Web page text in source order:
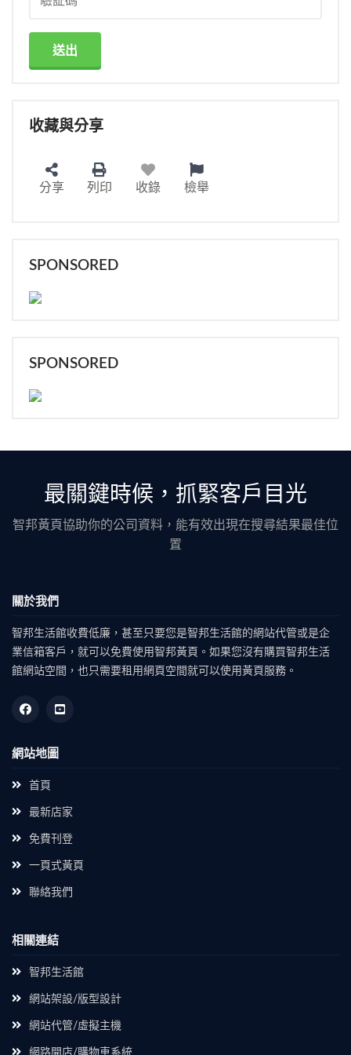
送出
收藏與分享
分享 列印 收錄 檢舉
SPONSORED
SPONSORED
最關鍵時候，抓緊客戶目光
智邦黃頁協助你的公司資料，能有效出現在搜尋結果最佳位
置
關於我們
智邦生活館收費低廉，甚至只要您是智邦生活館的網站代管或是企
業信箱客戶，就可以免費使用智邦黃頁。如果您沒有購買智邦生活
館網站空間，也只需要租用網頁空間就可以使用黃頁服務。
網站地圖
首頁
最新店家
免費刊登
一頁式黃頁
聯絡我們
相關連結
智邦生活館
網站架設/版型設計
網站代管/虛擬主機
網路開店/購物車系統